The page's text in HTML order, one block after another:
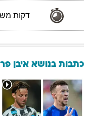
דקות
כתבות בנושא איבן